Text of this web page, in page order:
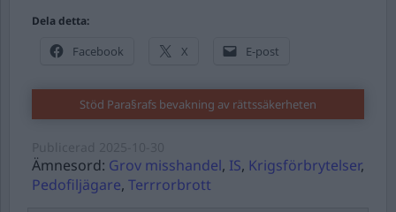
Dela detta:
Facebook X E-post
Stöd Para§rafs bevakning av rättssäkerheten
Ämnesord: Grov misshandel, IS, Krigsförbrytelser,
Pedofiljägare, Terrrorbrott